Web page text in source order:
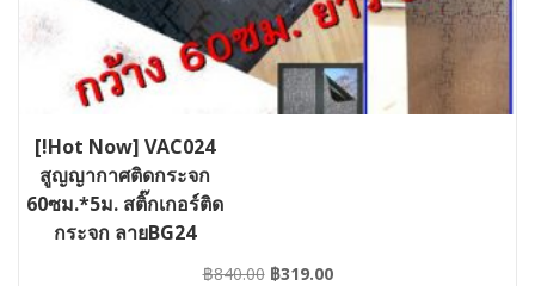
[!Hot Now] VAC024
สูญญากาศติดกระจก
60ซม.*5ม. สติ๊กเกอร์ติด
กระจก ลายBG24
#STVAC024060x05฿840.00 Original
฿319.00Current